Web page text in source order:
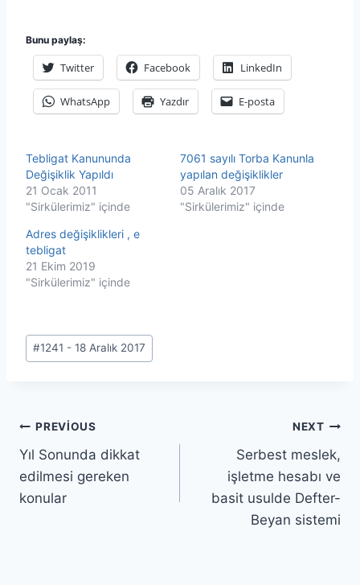
Bunu paylaş:
Twitter Facebook LinkedIn
WhatsApp Yazdır E-posta
Tebligat Kanununda
Değişiklik Yapıldı
21 Ocak 2011
"Sirkülerimiz" içinde
7061 sayılı Torba Kanunla
yapılan değişiklikler
05 Aralık 2017
"Sirkülerimiz" içinde
Adres değişiklikleri , e
tebligat
21 Ekim 2019
"Sirkülerimiz" içinde
Post
Tags:
#1241 - 18 Aralık 2017
Yazı
gezinmesi
PREVIOUS
Yıl Sonunda dikkat
edilmesi gereken
konular
NEXT
Serbest meslek,
işletme hesabı ve
basit usulde Defter-
Beyan sistemi